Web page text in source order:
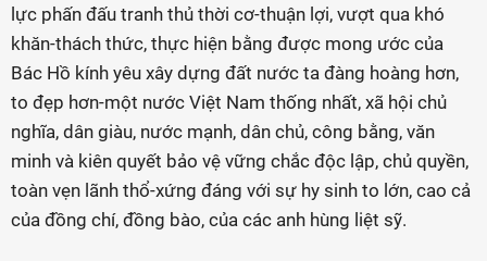
lực phấn đấu tranh thủ thời cơ-thuận lợi, vượt qua khó
khăn-thách thức, thực hiện bằng được mong ước của
Bác Hồ kính yêu xây dựng đất nước ta đàng hoàng hơn,
to đẹp hơn-một nước Việt Nam thống nhất, xã hội chủ
nghĩa, dân giàu, nước mạnh, dân chủ, công bằng, văn
minh và kiên quyết bảo vệ vững chắc độc lập, chủ quyền,
toàn vẹn lãnh thổ-xứng đáng với sự hy sinh to lớn, cao cả
của đồng chí, đồng bào, của các anh hùng liệt sỹ.